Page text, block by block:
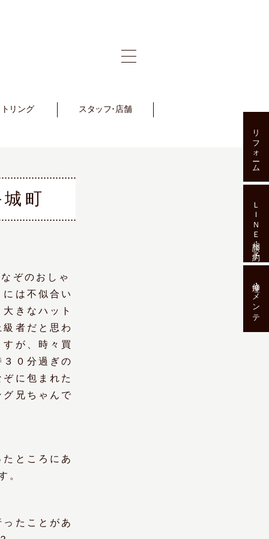
リング
Ring スタッフ･店舗
Staff･Shop
町
ぞのおしゃ
は不似合い
きなハット
者だと思わ
が、時々買
０分過ぎの
に包まれた
ちゃんで
ところにあ
。
たことがあ
リフォーム
ＬＩＮＥ相談･予約
修理･メンテ